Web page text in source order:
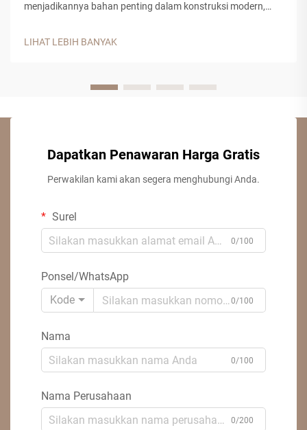
menjadikannya bahan penting dalam konstruksi modern,
LIHAT LEBIH BANYAK
Dapatkan Penawaran Harga Gratis
Perwakilan kami akan segera menghubungi Anda.
Surel
0/100
Ponsel/WhatsApp
Kode
0/100
Nama
0/100
Nama Perusahaan
0/200